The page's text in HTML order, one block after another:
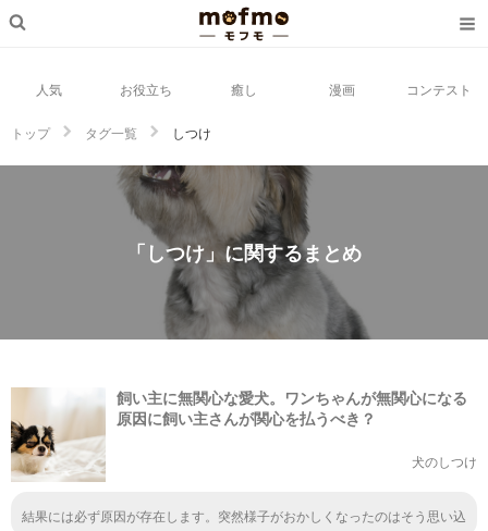
人気 お役立ち 癒し 漫画 コンテスト
トップ タグ一覧 しつけ
「しつけ」に関するまとめ
飼い主に無関心な愛犬。ワンちゃんが無関心になる
原因に飼い主さんが関心を払うべき？
犬のしつけ
結果には必ず原因が存在します。突然様子がおかしくなったのはそう思い込